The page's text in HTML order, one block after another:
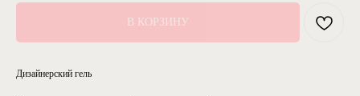
В КОРЗИНУ
Дизайнерский гель